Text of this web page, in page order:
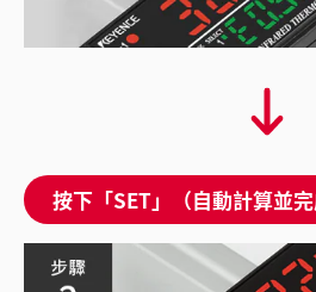
按下「SET」（自動計算並完